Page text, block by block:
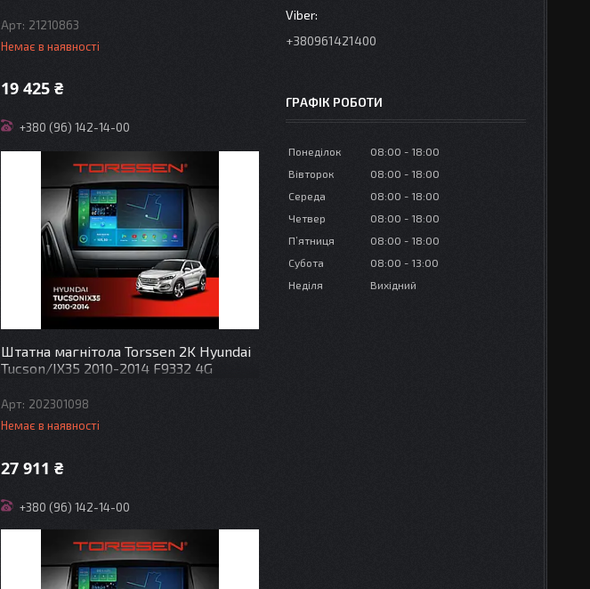
21210863
Немає в наявності
19 425 ₴
+380 (96) 142-14-00
Штатна магнітола Torssen 2K Hyundai
Tucson/IX35 2010-2014 F9332 4G
202301098
Немає в наявності
27 911 ₴
+380 (96) 142-14-00
+380961421400
ГРАФІК РОБОТИ
Понеділок 08:00
18:00
Вівторок
08:00
18:00
Середа
08:00
18:00
Четвер
08:00
18:00
Пʼятниця
08:00
18:00
Субота
08:00
13:00
Неділя
Вихідний